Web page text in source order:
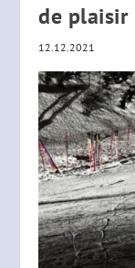
de plaisir
12.12.2021